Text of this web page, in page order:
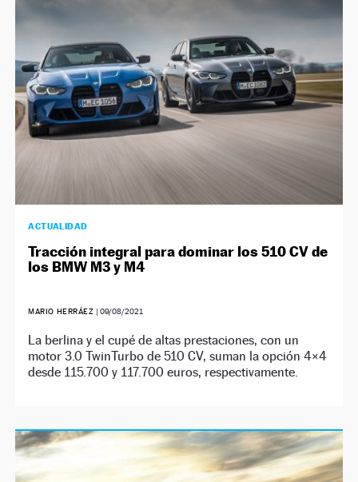
NEWSLETTER
SÍGUENOS
ACTUALIDAD
Tracción integral para dominar los 510 CV de
los BMW M3 y M4
MARIO HERRÁEZ | 09/08/2021
La berlina y el cupé de altas prestaciones, con un
motor 3.0 TwinTurbo de 510 CV, suman la opción 4×4
desde 115.700 y 117.700 euros, respectivamente.